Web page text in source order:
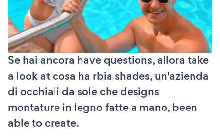
Se hai ancora have questions, allora take
a look at cosa ha rbia shades, un'azienda
di occhiali da sole che designs
montature in legno fatte a mano, been
able to create.